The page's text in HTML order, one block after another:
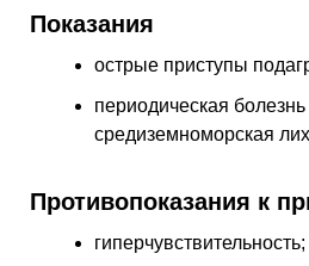
Показания
острые приступы
периодическая
средиземноморская
Противопоказания к
гиперчувствительность;